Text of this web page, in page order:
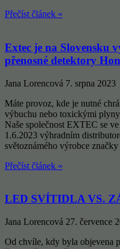
Přečíst článek »
Extec je na Slovensku
přenosné detektory
Jana Lorencová 7. srpna 2023
Máte provoz, kde je nutné
výbuchu nebo toxickými
Naše společnost EXTEC se
1.6.2023 výhradním
světoznámého výrobce značky
Přečíst článek »
LED SVÍTIDLA VS.
Jana Lorencová 27. července
Od chvíle, kdy byla objevena